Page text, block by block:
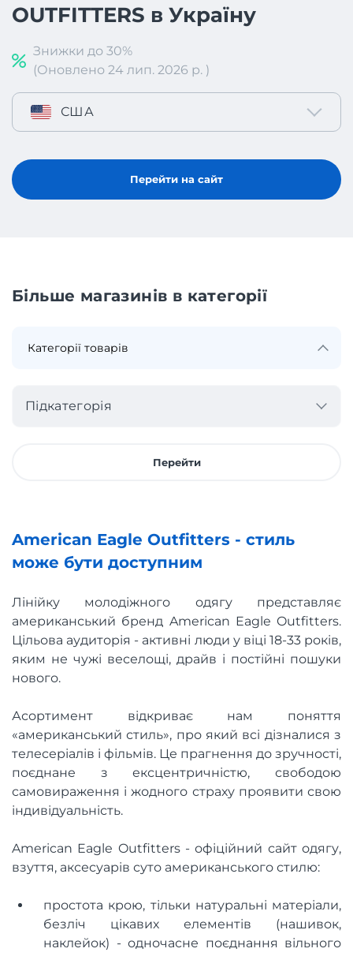
OUTFITTERS в Україну
Знижки до 30%
(Оновлено 24 лип. 2026 р. )
США
Перейти на сайт
Більше магазинів в категорії
Підкатегорія
Перейти
American Eagle Outfitters - стиль
може бути доступним
Лінійку молодіжного одягу представляє
американський бренд American Eagle Outfitters.
Цільова аудиторія - активні люди у віці 18-33 років,
яким не чужі веселощі, драйв і постійні пошуки
нового.
Асортимент відкриває нам поняття
«американський стиль», про який всі дізналися з
телесеріалів і фільмів. Це прагнення до зручності,
поєднане з ексцентричністю, свободою
самовираження і жодного страху проявити свою
індивідуальність.
American Eagle Outfitters - офіційний сайт одягу,
взуття, аксесуарів суто американського стилю:
простота крою, тільки натуральні матеріали,
безліч цікавих елементів (нашивок,
наклейок) - одночасне поєднання вільного